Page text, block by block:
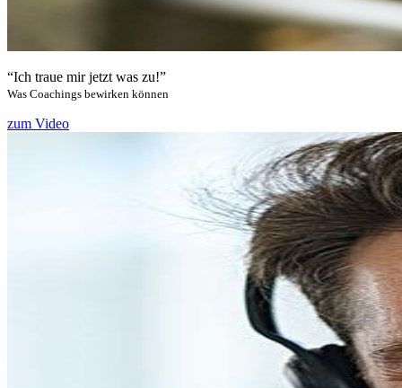
“Ich traue mir jetzt was zu!”
Was Coachings bewirken können
zum Video